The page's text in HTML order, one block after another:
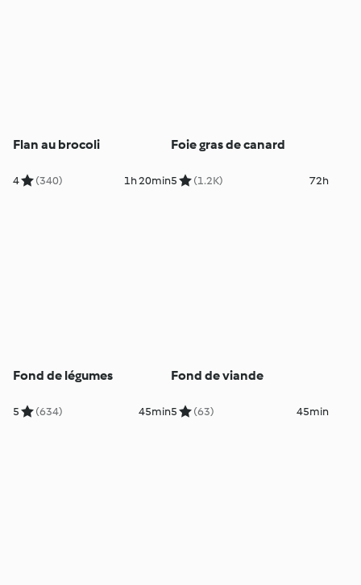
Flan au brocoli
4 (340) 1h 20min
Foie gras de canard
5 (1.2K) 72h
Fond de légumes
5 (634) 45min
Fond de viande
5 (63) 45min